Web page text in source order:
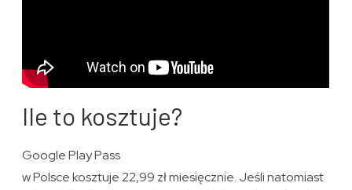
Ile to kosztuje?
Google Play Pass
w Polsce kosztuje 22,99 zł miesięcznie. Jeśli natomiast